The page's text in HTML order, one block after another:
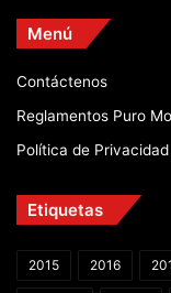
Menú
Contáctenos
Reglamentos Puro
Política de Privacidad
Etiquetas
2015 2016